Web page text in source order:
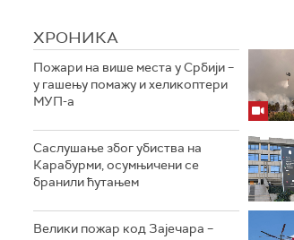
ХРОНИКА
Пожари на више места у Србији –
у гашењу помажу и хеликоптери
МУП-а
Саслушање због убиства на
Карабурми, осумњичени се
бранили ћутањем
Велики пожар код Зајечара –